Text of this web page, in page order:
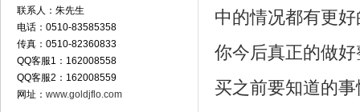
联系人：朱先生
电话：0510-83585358
传真：0510-82360833
QQ客服1：162008558
QQ客服2：162008559
网址： www.goldjflo.com
中的情况都有更
你今后真正的做
买之前要知道的